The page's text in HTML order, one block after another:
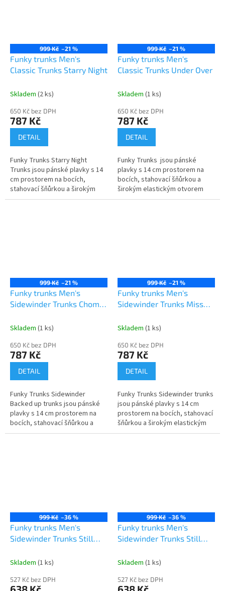
999 Kč –21 %
Funky trunks Men's
Classic Trunks Starry Night
Skladem (2 ks)
650 Kč bez DPH
787 Kč
DETAIL
Funky Trunks Starry Night
Trunks jsou pánské plavky s 14
cm prostorem na bocích,
stahovací šňůrkou a širokým
elastickým otvorem pro
999 Kč –21 %
Funky trunks Men's
Classic Trunks Under Over
Skladem (1 ks)
650 Kč bez DPH
787 Kč
DETAIL
Funky Trunks jsou pánské
plavky s 14 cm prostorem na
bocích, stahovací šňůrkou a
širokým elastickým otvorem
pro maximální pohodlí. Vyrobeno
999 Kč –21 %
Funky trunks Men's
Sidewinder Trunks Chomp
Skladem (1 ks)
650 Kč bez DPH
787 Kč
DETAIL
Funky Trunks Sidewinder
Backed up trunks jsou pánské
plavky s 14 cm prostorem na
bocích, stahovací šňůrkou a
širokým elastickým otvorem
999 Kč –21 %
Funky trunks Men's
Sidewinder Trunks Miss
Skladem (1 ks)
650 Kč bez DPH
787 Kč
DETAIL
Funky Trunks Sidewinder trunks
jsou pánské plavky s 14 cm
prostorem na bocích, stahovací
šňůrkou a širokým elastickým
otvorem pro maximální pohodlí.
999 Kč –36 %
Funky trunks Men's
Sidewinder Trunks Still
Skladem (1 ks)
527 Kč bez DPH
999 Kč –36 %
Funky trunks Men's
Sidewinder Trunks Still
Skladem (1 ks)
527 Kč bez DPH